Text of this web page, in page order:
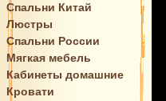
Спальни Китай
Люстры
Спальни России
Мягкая мебель
Кабинеты домашние
Кровати